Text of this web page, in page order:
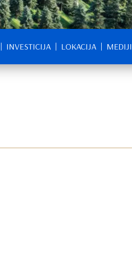
INVESTICIJA LOKACIJA MEDIJI